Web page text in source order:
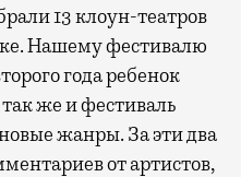
13 клоун-театров
Нашему фестивалю
года ребенок
же и фестиваль
жанры. За эти два
от артистов,